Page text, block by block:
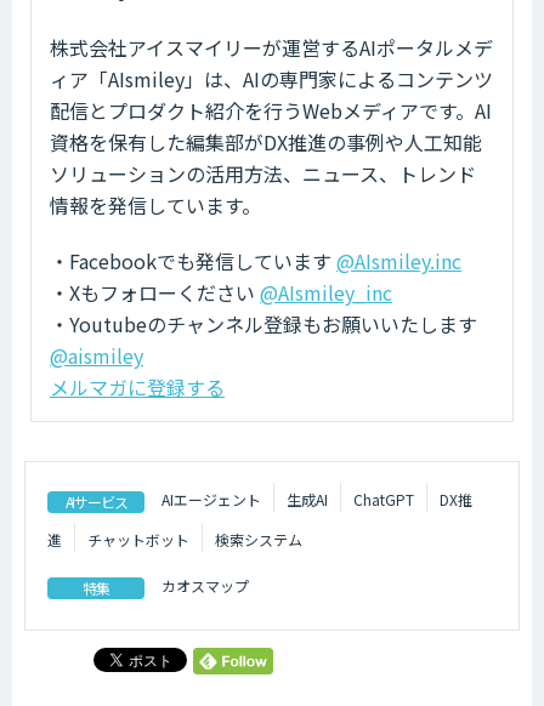
株式会社アイスマイリーが運営するAIポータルメデ
ィア「AIsmiley」は、AIの専門家によるコンテンツ
配信とプロダクト紹介を行うWebメディアです。AI
資格を保有した編集部がDX推進の事例や人工知能
ソリューションの活用方法、ニュース、トレンド
情報を発信しています。
・Facebookでも発信しています @AIsmiley.inc
・Xもフォローください @AIsmiley_inc
・Youtubeのチャンネル登録もお願いいたします
@aismiley
メルマガに登録する
AIサービス AIエージェント 生成AI ChatGPT
DX推
進
チャットボット 検索システム
特集 カオスマップ